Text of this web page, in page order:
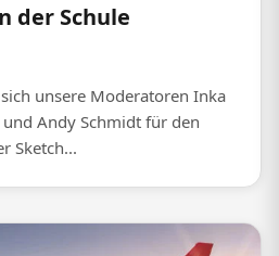
der Schule
unsere Moderatoren Inka
Andy Schmidt für den
Sketch...